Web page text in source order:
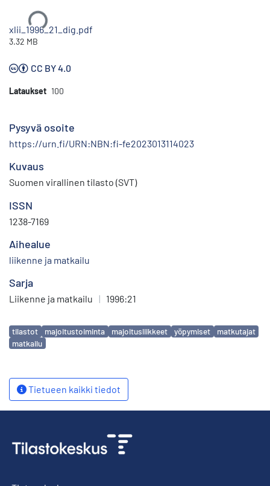
Ladataan...
xlii_1996_21_dig.pdf
3.32 MB
CC BY 4.0
Lataukset 100
Pysyvä osoite
https://urn.fi/URN:NBN:fi-fe2023013114023
Kuvaus
Suomen virallinen tilasto (SVT)
ISSN
1238-7169
Aihealue
liikenne ja matkailu
Sarja
Liikenne ja matkailu | 1996:21
Avainsanat
tilastot majoitustoiminta majoitusliikkeet yöpymiset
matkutajat
matkailu
Tietueen kaikki tiedot